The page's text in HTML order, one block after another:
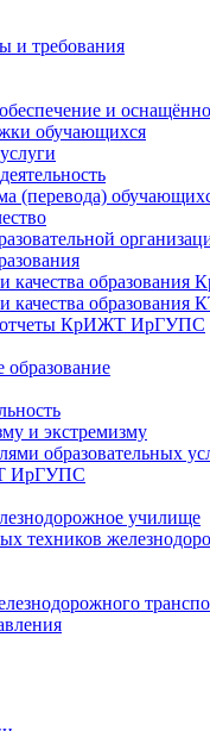
и требования
и
обучающихся
(перевода)
качества
качества образования
отчеты КрИЖТ ИрГУПС
образование
и экстремизму
образовательных
ИрГУПС
училище
техников